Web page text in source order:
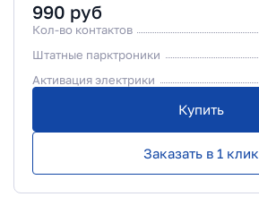
990 руб
Кол-во контактов
Штатные парктроники
Активация электрики
Купить
Заказать в 1 клик